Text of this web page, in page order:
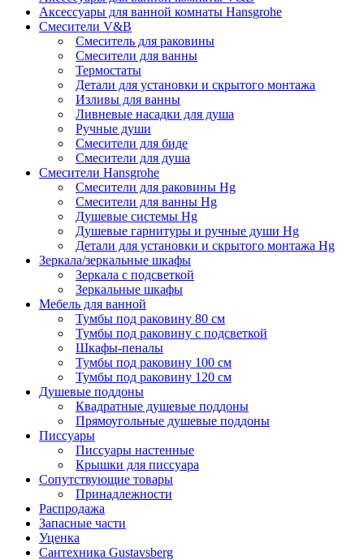
Аксессуары для ванной комнаты Hansgrohe
Смесители V&B
Смеситель для раковины
Смесители для ванны
Термостаты
Детали для установки и скрытого монтажа
Изливы для ванны
Ливневые насадки для душа
Ручные души
Смесители для биде
Смесители для душа
Смесители Hansgrohe
Смесители для раковины Hg
Смесители для ванны Hg
Душевые системы Hg
Душевые гарнитуры и ручные души Hg
Детали для установки и скрытого монтажа Hg
Зеркала/зеркальные шкафы
Зеркала с подсветкой
Зеркальные шкафы
Мебель для ванной
Тумбы под раковину 80 см
Тумбы под раковину с подсветкой
Шкафы-пеналы
Тумбы под раковину 100 см
Тумбы под раковину 120 см
Душевые поддоны
Квадратные душевые поддоны
Прямоугольные душевые поддоны
Писсуары
Писсуары настенные
Крышки для писсуара
Сопутствующие товары
Принадлежности
Распродажа
Запасные части
Уценка
Сантехника Gustavsberg